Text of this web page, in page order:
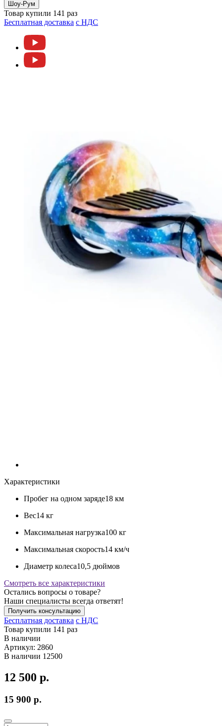
Шоу-Рум
Товар купили 141 раз
Бесплатная доставка c НДС
Характеристики
Пробег на одном заряде18 км
Вес14 кг
Максимальная нагрузка100 кг
Максимальная скорость14 км/ч
Диаметр колеса10,5 дюймов
Смотреть все характеристики
Остались вопросы о товаре?
Наши специалисты всегда ответят!
Получить консультацию
Бесплатная доставка c НДС
Товар купили 141 раз
В наличии
Артикул: 2860
В наличии 12500
12 500 р.
15 900 р.